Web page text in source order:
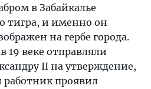
в Забайкалье
тигра, и именно он
на гербе города.
19 веке отправляли
II на утверждение,
проявил